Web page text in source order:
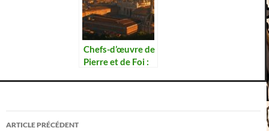
candidature aux
tendances du
tourisme
outdoor
Chefs-d’œuvre de
Pierre et de Foi :
Navigation
ARTICLE PRÉCÉDENT